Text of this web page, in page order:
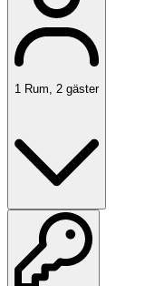
1 Rum 2 gäster